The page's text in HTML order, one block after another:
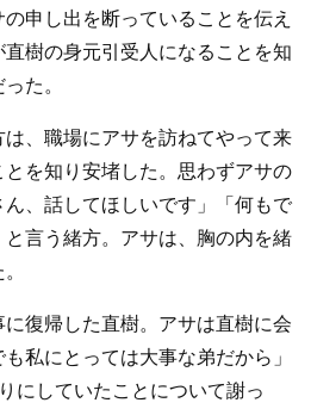
申し出を断っていることを伝え
樹の身元引受人になることを知
た。
、職場にアサを訪ねてやって来
を知り安堵した。思わずアサの
、話してほしいです」「何もで
言う緒方。アサは、胸の内を緒
復帰した直樹。アサは直樹に会
私にとっては大事な弟だから」
にしていたことについて謝っ